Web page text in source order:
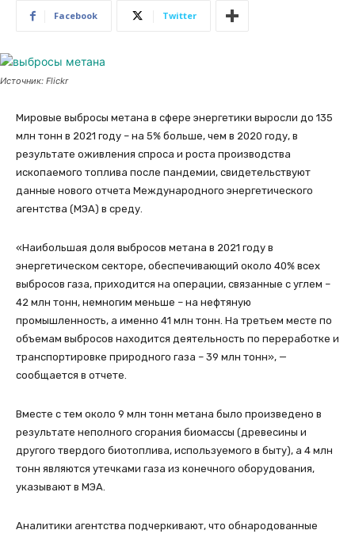
Facebook Twitter
Источник: Flickr
Мировые выбросы метана в сфере энергетики выросли до 135
млн тонн в 2021 году – на 5% больше, чем в 2020 году, в
результате оживления спроса и роста производства
ископаемого топлива после пандемии, свидетельствуют
данные нового отчета Международного энергетического
агентства (МЭА) в среду.
«Наибольшая доля выбросов метана в 2021 году в
энергетическом секторе, обеспечивающий около 40% всех
выбросов газа, приходится на операции, связанные с углем –
42 млн тонн, немногим меньше – на нефтяную
промышленность, а именно 41 млн тонн. На третьем месте по
объемам выбросов находится деятельность по переработке и
транспортировке природного газа – 39 млн тонн», —
сообщается в отчете.
Вместе с тем около 9 млн тонн метана было произведено в
результате неполного сгорания биомассы (древесины и
другого твердого биотоплива, используемого в быту), а 4 млн
тонн являются утечками газа из конечного оборудования,
указывают в МЭА.
Аналитики агентства подчеркивают, что обнародованные